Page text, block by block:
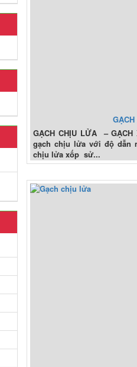
GẠCH CHỊU LỬA – GẠCH
gạch chịu lửa với độ dẫn
chịu lửa xốp sử...